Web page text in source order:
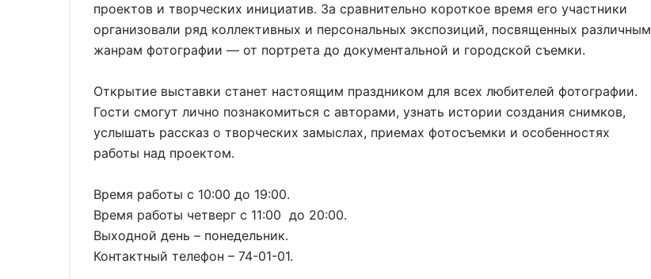
проектов и творческих инициатив. За сравнительно короткое время его участники
организовали ряд коллективных и персональных экспозиций, посвященных различным
жанрам фотографии — от портрета до документальной и городской съемки.
Открытие выставки станет настоящим праздником для всех любителей фотографии.
Гости смогут лично познакомиться с авторами, узнать истории создания снимков,
услышать рассказ о творческих замыслах, приемах фотосъемки и особенностях
работы над проектом.
Время работы с 10:00 до 19:00.
Время работы четверг с 11:00 до 20:00.
Выходной день – понедельник.
Контактный телефон – 74-01-01.